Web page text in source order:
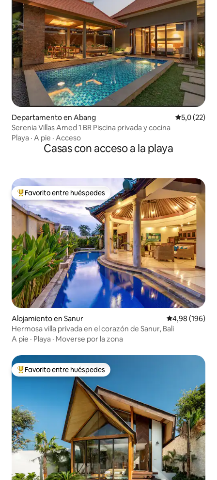
Departamento en Abang Calificación
5,0 (22)
Serenia Villas Amed 1 BR Piscina privada y cocina
Playa · A pie · Acceso
Casas con acceso a la playa
Favorito entre los huéspedes más destacados
Favorito entre huéspedes
Alojamiento en Sanur Calificación
4,98 (196)
Hermosa villa privada en el corazón de Sanur, Bali
A pie · Playa · Moverse por la zona
Favorito entre los huéspedes más destacados
Favorito entre huéspedes